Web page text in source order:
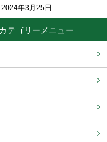
2024年3月25日